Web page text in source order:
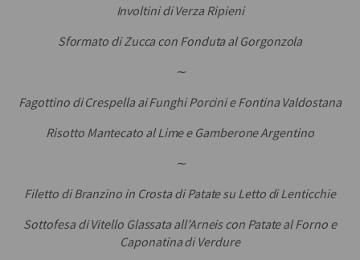
Involtini di Verza Ripieni
Sformato di Zucca con Fonduta al Gorgonzola
∼
Fagottino di Crespella ai Funghi Porcini e Fontina Valdostana
Risotto Mantecato al Lime e Gamberone Argentino
∼
Filetto di Branzino in Crosta di Patate su Letto di Lenticchie
Sottofesa di Vitello Glassata all’Arneis con Patate al Forno e
Caponatina di Verdure